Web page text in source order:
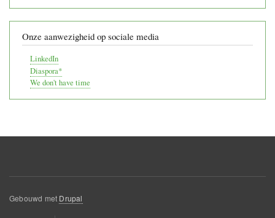
Onze aanwezigheid op sociale media
LinkedIn
Diaspora*
We don't have time
Gebouwd met Drupal